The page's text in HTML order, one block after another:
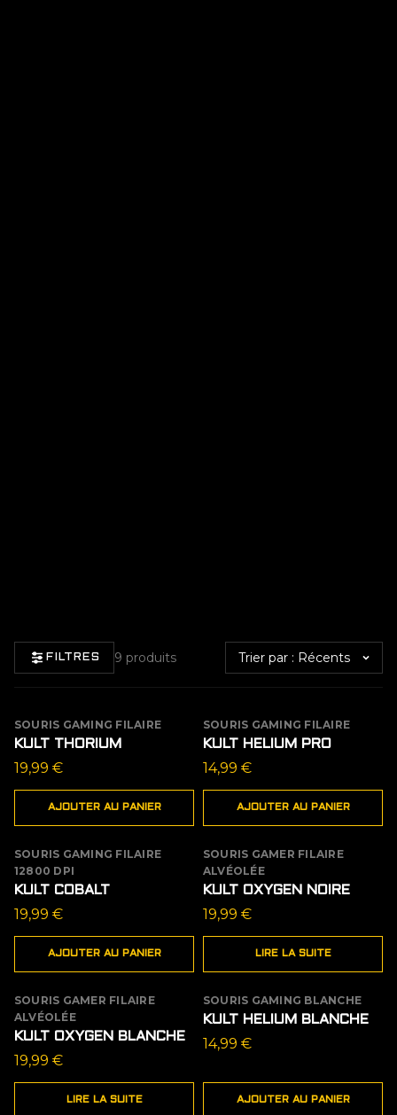
FILTRES 9 produits Trier par
SOURIS GAMING FILAIRE
KULT THORIUM
19,99 €
AJOUTER AU PANIER
SOURIS GAMING FILAIRE
KULT HELIUM PRO
14,99 €
AJOUTER AU PANIER
SOURIS GAMING FILAIRE
12800 DPI
KULT COBALT
19,99 €
AJOUTER AU PANIER
ÉPUISÉ
SOURIS GAMER FILAIRE
ALVÉOLÉE
KULT OXYGEN NOIRE
19,99 €
LIRE LA SUITE
ÉPUISÉ
SOURIS GAMER FILAIRE
ALVÉOLÉE
KULT OXYGEN BLANCHE
19,99 €
LIRE LA SUITE
SOURIS GAMING BLANCHE
KULT HELIUM BLANCHE
14,99 €
AJOUTER AU PANIER